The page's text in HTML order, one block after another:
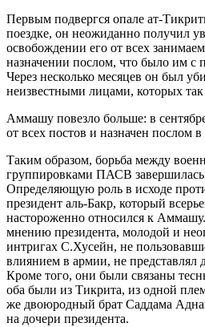
Первым подвергся опале ат-
поездке, он неожиданно получил
освобождении его от всех
назначении послом, что было им с
Через несколько месяцев он был
неизвестными лицами, которых
Аммашу повезло больше: в
от всех постов и назначен послом
Таким образом, борьба между
группировками ПАСВ завершилась
Определяющую роль в исходе
президент аль-Бакр, который
настороженно относился к
мнению президента, молодой и
интригах С.Хусейн, не
влиянием в армии, не представлял
Кроме того, они были связаны
оба были из Тикрита, из одной
же двоюродный брат Саддама
на дочери президента.